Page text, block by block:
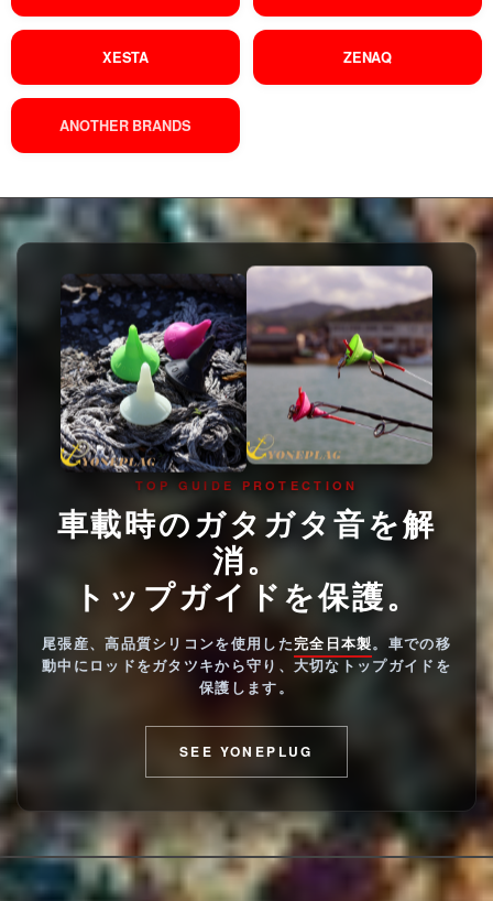
XESTA ZENAQ
ANOTHER BRANDS
TOP GUIDE PROTECTION
車載時のガタガタ音を解
消。
トップガイドを保護。
尾張産、高品質シリコンを使用した完全日本製。車での移
動中にロッドをガタツキから守り、大切なトップガイドを
保護します。
SEE YONEPLUG